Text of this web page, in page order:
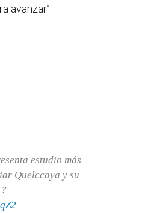
avanzar”.
estudio más
Quelccaya y su